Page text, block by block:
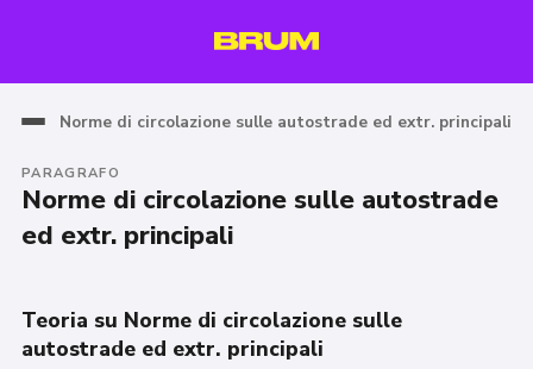
Norme di circolazione sulle autostrade ed extr. principali
PARAGRAFO
Norme di circolazione sulle autostrade
ed extr. principali
Teoria su Norme di circolazione sulle
autostrade ed extr. principali